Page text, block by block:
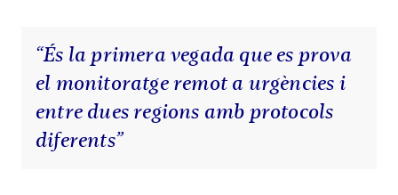
“És la primera vegada que es prova
el monitoratge remot a urgències i
entre dues regions amb protocols
diferents”